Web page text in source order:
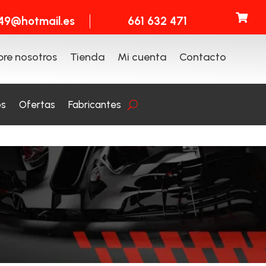
661 632 471 
nosotros Tienda Mi cuenta Contacto
Ofertas Fabricantes